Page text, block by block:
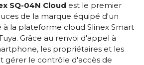
SQ-04N Cloud est le premier
de la marque équipé d'un
à la plateforme cloudSlinex Smart
Grâce au renvoi d'appel à
les propriétaires et les
gérer le contrôle d'accès de